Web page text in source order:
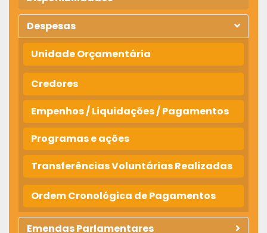
Despesas
Unidade Orçamentária
Credores
Empenhos / Liquidações / Pagamentos
Programas e ações
Transferências Voluntárias Realizadas
Ordem Cronológica de Pagamentos
Emendas Parlamentares